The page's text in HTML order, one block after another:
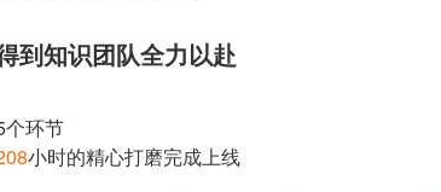
到知识团队全力以赴
5个环节
小时的精心打磨完成上线